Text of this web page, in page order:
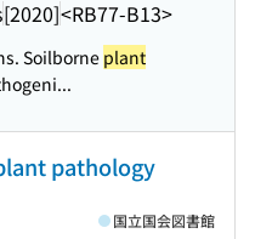
[2020]<RB77-B13>
Soilborne plant
pathology
国立国会図書館